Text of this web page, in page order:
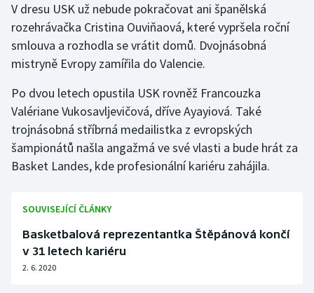
Gymnastika
Házená
Judo
Krasobruslení
Lyže a snowboard
Moderní pětiboj
V dresu USK už nebude pokračovat ani španělská
rozehrávačka Cristina Ouviňaová, které vypršela roční
smlouva a rozhodla se vrátit domů. Dvojnásobná
mistryně Evropy zamířila do Valencie.
Po dvou letech opustila USK rovněž Francouzka
Valériane Vukosavljevičová, dříve Ayayiová. Také
trojnásobná stříbrná medailistka z evropských
šampionátů našla angažmá ve své vlasti a bude hrát za
Basket Landes, kde profesionální kariéru zahájila.
SOUVISEJÍCÍ ČLÁNKY
Basketbalová reprezentantka Štěpánová končí
v 31 letech kariéru
2. 6. 2020